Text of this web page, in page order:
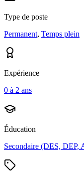
Type de poste
Permanent, Temps plein
Expérience
0 à 2 ans
Éducation
Secondaire (DES, DEP,